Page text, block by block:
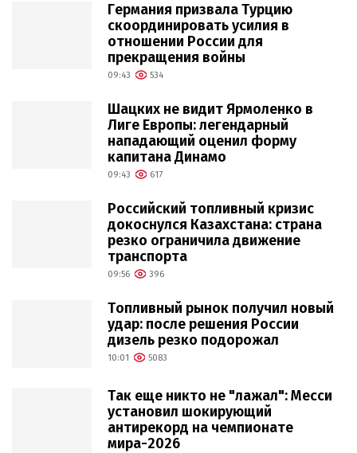
Германия призвала Турцию
скоординировать усилия в
отношении России для
прекращения войны
09:43 534
Шацких не видит Ярмоленко в
Лиге Европы: легендарный
нападающий оценил форму
капитана Динамо
09:43 617
Российский топливный кризис
докоснулся Казахстана: страна
резко ограничила движение
транспорта
09:56 396
Топливный рынок получил новый
удар: после решения России
дизель резко подорожал
10:01 5083
Так еще никто не "лажал": Месси
установил шокирующий
антирекорд на чемпионате
мира-2026